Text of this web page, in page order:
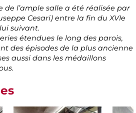
de l’ample salle a été réalisée par
Cesari) entre la fin du XVIe
suivant.
étendues le long des parois,
des épisodes de la plus ancienne
aussi dans les médaillons